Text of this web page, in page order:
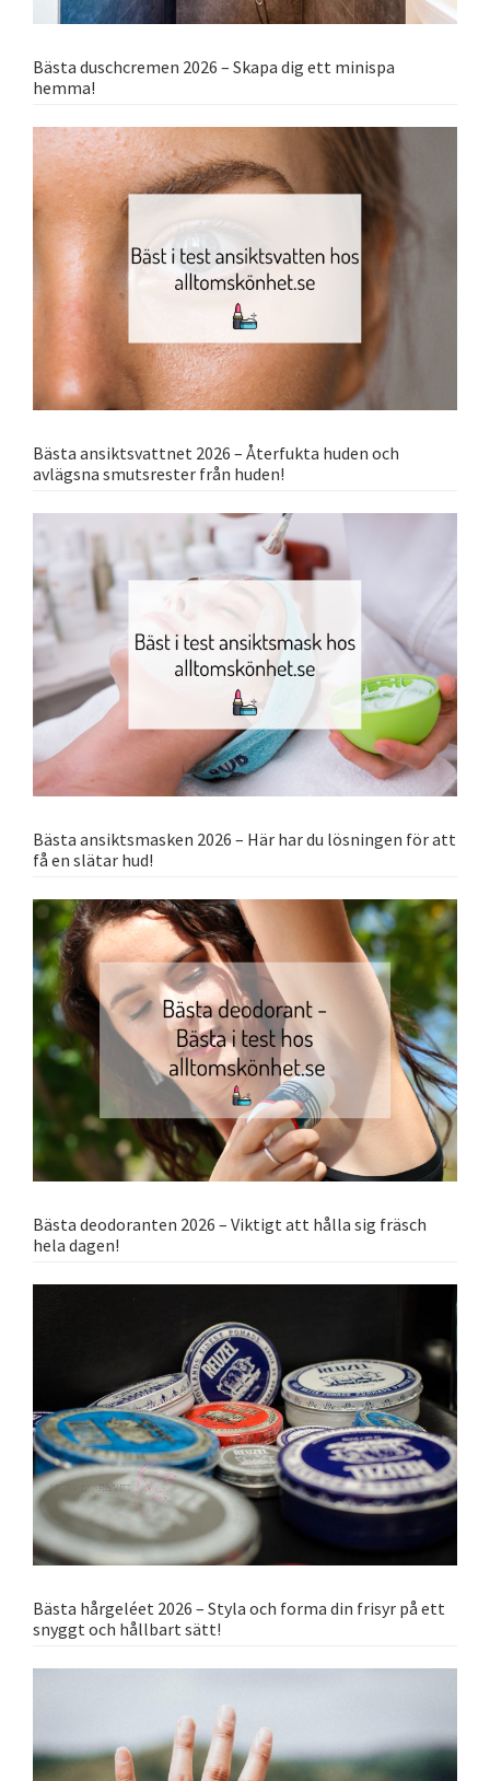
Bästa duschcremen 2026 – Skapa dig ett minispa
hemma!
Bästa ansiktsvattnet 2026 – Återfukta huden och
avlägsna smutsrester från huden!
Bästa ansiktsmasken 2026 – Här har du lösningen för att
få en slätar hud!
Bästa deodoranten 2026 – Viktigt att hålla sig fräsch
hela dagen!
Bästa hårgeléet 2026 – Styla och forma din frisyr på ett
snyggt och hållbart sätt!